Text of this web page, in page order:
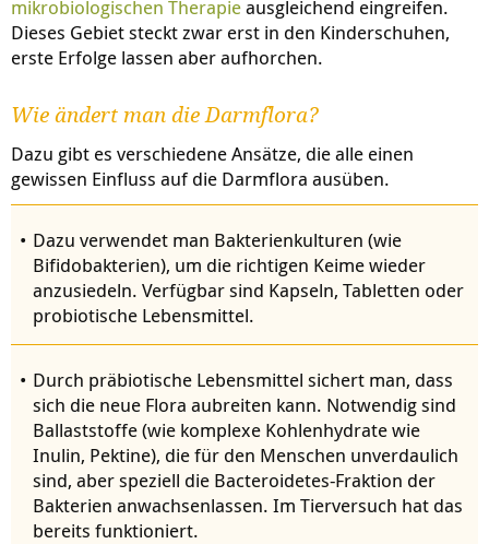
mikrobiologischen Therapieausgleichend eingreifen.
Dieses Gebiet steckt zwar erst in den Kinderschuhen,
erste Erfolge lassen aber aufhorchen.
Wie ändert man die Darmflora?
Dazu gibt es verschiedene Ansätze, die alle einen
gewissen Einfluss auf die Darmflora ausüben.
Dazu verwendet man Bakterienkulturen (wie
Bifidobakterien), um die richtigen Keime wieder
anzusiedeln. Verfügbar sind Kapseln, Tabletten oder
probiotische Lebensmittel.
Durch präbiotische Lebensmittel sichert man, dass
sich die neue Flora aubreiten kann. Notwendig sind
Ballaststoffe (wie komplexe Kohlenhydrate wie
Inulin, Pektine), die für den Menschen unverdaulich
sind, aber speziell die Bacteroidetes-Fraktion der
Bakterien anwachsenlassen. Im Tierversuch hat das
bereits funktioniert.